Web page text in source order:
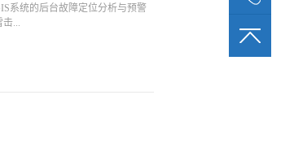
系统的后台故障定位分析与预警
...